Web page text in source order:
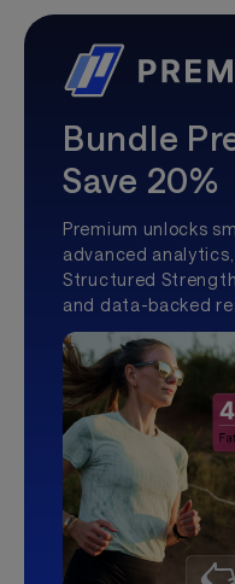
Bundle
Save 20%
Premium unlocks
advanced
Structured
and data-backed